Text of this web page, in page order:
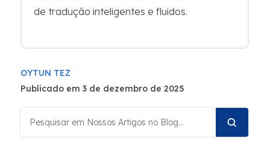
de tradução inteligentes e fluidos.
OYTUN TEZ
Publicado em 3 de dezembro de 2025